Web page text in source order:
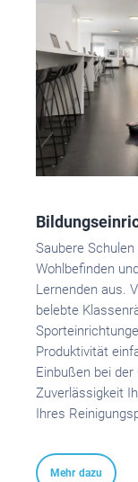
Saubere
Wohlbefinden
Lernenden aus.
belebte
Produktivität
Einbußen bei
Zuverlässigkeit
Ihres
Mehr dazu